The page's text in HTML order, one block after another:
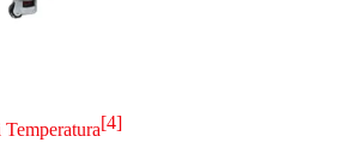
[4]